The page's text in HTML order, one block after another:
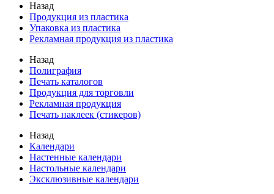
Назад
Продукция из пластика
Упаковка из пластика
Рекламная продукция из пластика
Назад
Полиграфия
Печать каталогов
Продукция для торговли
Рекламная продукция
Печать наклеек (стикеров)
Назад
Календари
Настенные календари
Настольные календари
Эксклюзивные календари